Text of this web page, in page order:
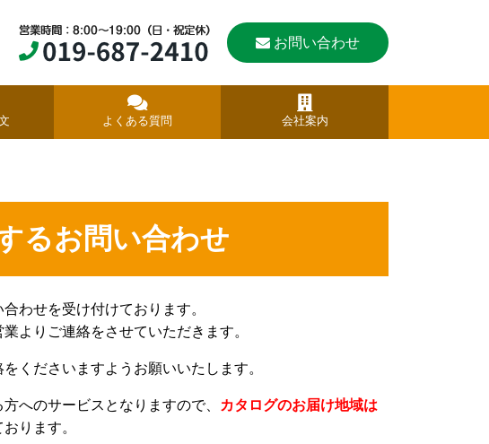
お問い合わせ
よくある質問 会社案内
るお問い合わせ
わせを受け付けております。
よりご連絡をさせていただきます。
くださいますようお願いいたします。
へのサービスとなりますので、
カタログのお届け地域は
ります。